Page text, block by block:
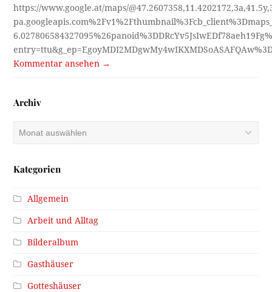
https://www.google.at/maps/
Kommentar ansehen →
Archiv
Kategorien
Allgemein
Arbeit und Alltag
Bilderalbum
Gasthäuser
Gotteshäuser